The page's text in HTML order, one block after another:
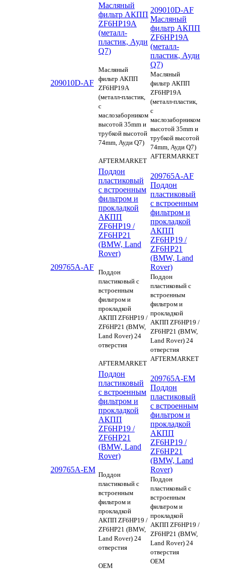
209010D-AF
Масляный
фильтр АКПП
ZF6HP19A
(металл-
пластик, Ауди
Q7)
Масляный
фильтр АКПП
ZF6HP19A
(металл-пластик,
с
маслозаборником
высотой 35mm и
трубкой высотой
74mm, Ауди Q7)
AFTERMARKET
209010D-AF
Масляный
фильтр АКПП
ZF6HP19A
(металл-
пластик, Ауди
Q7)
Масляный
фильтр АКПП
ZF6HP19A
(металл-пластик,
с
маслозаборником
высотой 35mm и
трубкой высотой
74mm, Ауди Q7)
AFTERMARKET
209765A-AF
Поддон
пластиковый
с встроенным
фильтром и
прокладкой
АКПП
ZF6HP19 /
ZF6HP21
(BMW, Land
Rover)
Поддон
пластиковый с
встроенным
фильтром и
прокладкой
АКПП ZF6HP19 /
ZF6HP21 (BMW,
Land Rover) 24
отверстия
AFTERMARKET
209765A-AF
Поддон
пластиковый
с встроенным
фильтром и
прокладкой
АКПП
ZF6HP19 /
ZF6HP21
(BMW, Land
Rover)
Поддон
пластиковый с
встроенным
фильтром и
прокладкой
АКПП ZF6HP19 /
ZF6HP21 (BMW,
Land Rover) 24
отверстия
AFTERMARKET
209765A-EM
Поддон
пластиковый
с встроенным
фильтром и
прокладкой
АКПП
ZF6HP19 /
ZF6HP21
(BMW, Land
Rover)
Поддон
пластиковый с
встроенным
фильтром и
прокладкой
АКПП ZF6HP19 /
ZF6HP21 (BMW,
Land Rover) 24
отверстия
OEM
209765A-EM
Поддон
пластиковый
с встроенным
фильтром и
прокладкой
АКПП
ZF6HP19 /
ZF6HP21
(BMW, Land
Rover)
Поддон
пластиковый с
встроенным
фильтром и
прокладкой
АКПП ZF6HP19 /
ZF6HP21 (BMW,
Land Rover) 24
отверстия
OEM